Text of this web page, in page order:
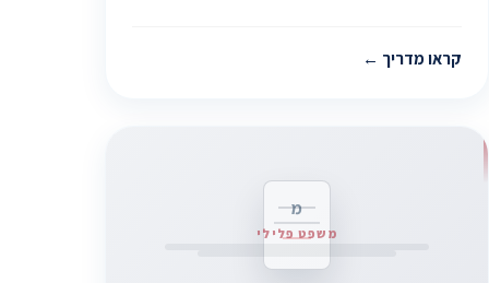
קראו מדריך
מ
משפט פלילי